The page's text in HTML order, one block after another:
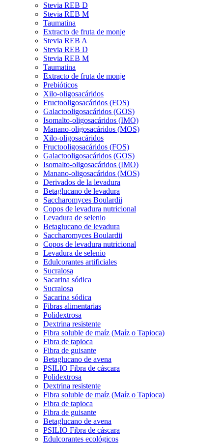
Stevia REB D
Stevia REB M
Taumatina
Extracto de fruta de monje
Stevia REB A
Stevia REB D
Stevia REB M
Taumatina
Extracto de fruta de monje
Prebióticos
Xilo-oligosacáridos
Fructooligosacáridos (FOS)
Galactooligosacáridos (GOS)
Isomalto-oligosacáridos (IMO)
Manano-oligosacáridos (MOS)
Xilo-oligosacáridos
Fructooligosacáridos (FOS)
Galactooligosacáridos (GOS)
Isomalto-oligosacáridos (IMO)
Manano-oligosacáridos (MOS)
Derivados de la levadura
Betaglucano de levadura
Saccharomyces Boulardii
Copos de levadura nutricional
Levadura de selenio
Betaglucano de levadura
Saccharomyces Boulardii
Copos de levadura nutricional
Levadura de selenio
Edulcorantes artificiales
Sucralosa
Sacarina sódica
Sucralosa
Sacarina sódica
Fibras alimentarias
Polidextrosa
Dextrina resistente
Fibra soluble de maíz (Maíz o Tapioca)
Fibra de tapioca
Fibra de guisante
Betaglucano de avena
PSILIO Fibra de cáscara
Polidextrosa
Dextrina resistente
Fibra soluble de maíz (Maíz o Tapioca)
Fibra de tapioca
Fibra de guisante
Betaglucano de avena
PSILIO Fibra de cáscara
Edulcorantes ecológicos